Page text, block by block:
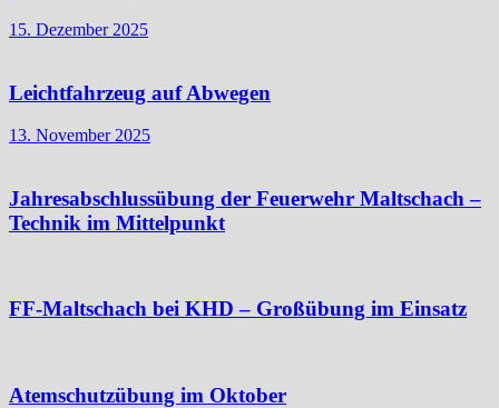
15. Dezember 2025
Leichtfahrzeug auf Abwegen
13. November 2025
Jahresabschlussübung der Feuerwehr Maltschach –
Technik im Mittelpunkt
FF-Maltschach bei KHD – Großübung im Einsatz
Atemschutzübung im Oktober